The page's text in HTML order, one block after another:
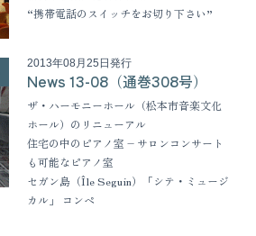
“携帯電話のスイッチをお切り下さい”
2013年08月25日発行
News 13-08（通巻308号）
ザ・ハーモニーホール（松本市音楽文化
ホール）のリニューアル
住宅の中のピアノ室 – サロンコンサート
も可能なピアノ室
セガン島（Île Seguin）「シテ・ミュージ
カル」 コンペ